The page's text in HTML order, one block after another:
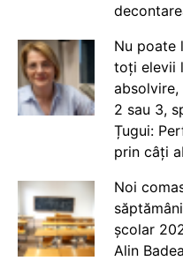
Nu poate
toți elevii
2 sau 3,
Țugui:
prin câți
Noi
școlar
Alin